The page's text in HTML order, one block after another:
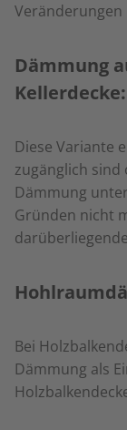
Dämmung
Kellerdecke:
Diese Variante
zugänglich
Dämmung
Gründen nicht
Bei
Dämmung als